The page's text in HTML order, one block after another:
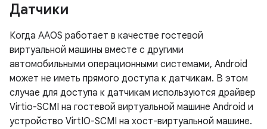
Датчики
Когда AAOS работает в качестве гостевой
виртуальной машины вместе с другими
автомобильными операционными системами, Android
может не иметь прямого доступа к датчикам. В этом
случае для доступа к датчикам используются драйвер
Virtio-SCMI на гостевой виртуальной машине Android и
устройство VirtIO-SCMI на хост-виртуальной машине.